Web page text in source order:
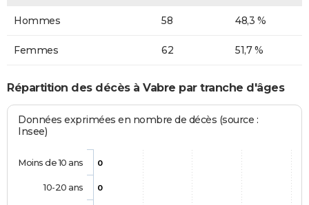
Hommes 58 48,3 %
Femmes 62 51,7 %
Répartition des décès à Vabre par tranche d'âges
Données exprimées en nombre de décès (source :
Insee)
0
0
Moins de 10 ans
10-20 ans